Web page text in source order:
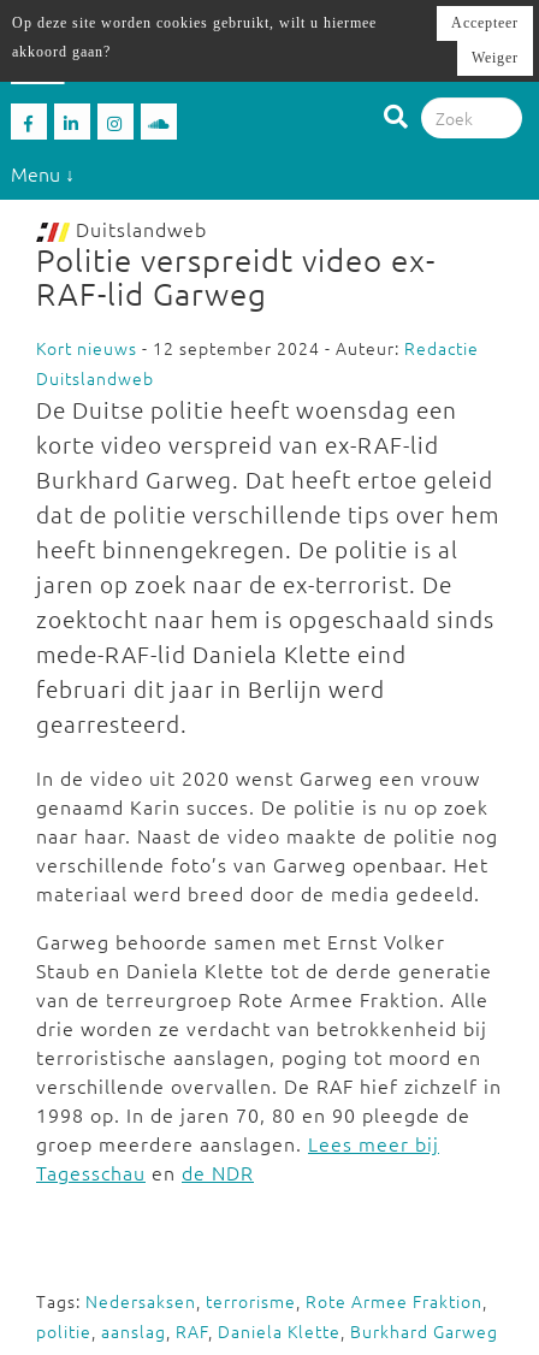
Menu ↓
Duitslandweb
Politie verspreidt video ex-
RAF-lid Garweg
Kort nieuws - 12 september 2024 - Auteur: Redactie
Duitslandweb
De Duitse politie heeft woensdag een
korte video verspreid van ex-RAF-lid
Burkhard Garweg. Dat heeft ertoe geleid
dat de politie verschillende tips over hem
heeft binnengekregen. De politie is al
jaren op zoek naar de ex-terrorist. De
zoektocht naar hem is opgeschaald sinds
mede-RAF-lid Daniela Klette eind
februari dit jaar in Berlijn werd
gearresteerd.
In de video uit 2020 wenst Garweg een vrouw
genaamd Karin succes. De politie is nu op zoek
naar haar. Naast de video maakte de politie nog
verschillende foto’s van Garweg openbaar. Het
materiaal werd breed door de media gedeeld.
Garweg behoorde samen met Ernst Volker
Staub en Daniela Klette tot de derde generatie
van de terreurgroep Rote Armee Fraktion. Alle
drie worden ze verdacht van betrokkenheid bij
terroristische aanslagen, poging tot moord en
verschillende overvallen. De RAF hief zichzelf in
1998 op. In de jaren 70, 80 en 90 pleegde de
groep meerdere aanslagen. Lees meer bij
Tagesschau en de NDR
Tags: Nedersaksen, terrorisme, Rote Armee Fraktion,
politie, aanslag, RAF, Daniela Klette, Burkhard Garweg
Op deze site worden cookies gebruikt, wilt u hiermee
akkoord gaan?
Accepteer
Weiger